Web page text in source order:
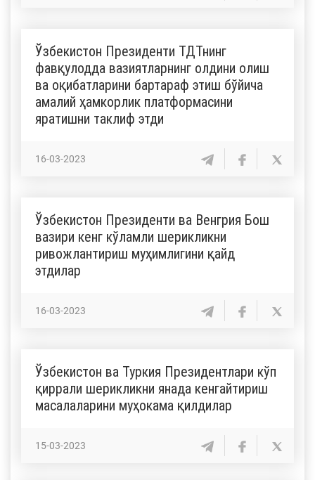
Ўзбекистон Президенти ТДТнинг
фавқулодда вазиятларнинг олдини олиш
ва оқибатларини бартараф этиш бўйича
амалий ҳамкорлик платформасини
яратишни таклиф этди
16-03-2023
Ўзбекистон Президенти ва Венгрия Бош
вазири кенг кўламли шерикликни
ривожлантириш муҳимлигини қайд
этдилар
16-03-2023
Ўзбекистон ва Туркия Президентлари кўп
қиррали шерикликни янада кенгайтириш
масалаларини муҳокама қилдилар
15-03-2023